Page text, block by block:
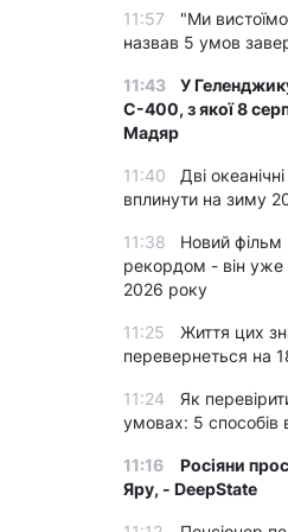
11:57
"Ми
назвав 5 умов
11:43
У
С-400, з якої 8
Мадяр
11:40
Дві
вплинути на зиму
11:38
Новий фільм
рекордом - він уже
2026 року
11:25
Життя цих
перевернеться на
11:24
Як
умовах: 5 способів
11:16
Росіяни
Яру, - DeepState